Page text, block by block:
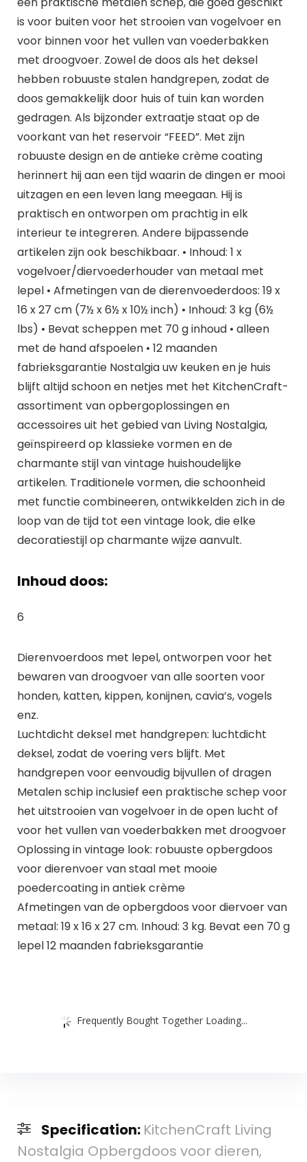
is voor buiten voor het strooien van vogelvoer en
voor binnen voor het vullen van voederbakken
met droogvoer. Zowel de doos als het deksel
hebben robuuste stalen handgrepen, zodat de
doos gemakkelijk door huis of tuin kan worden
gedragen. Als bijzonder extraatje staat op de
voorkant van het reservoir “FEED”. Met zijn
robuuste design en de antieke crème coating
herinnert hij aan een tijd waarin de dingen er mooi
uitzagen en een leven lang meegaan. Hij is
praktisch en ontworpen om prachtig in elk
interieur te integreren. Andere bijpassende
artikelen zijn ook beschikbaar. • Inhoud: 1 x
vogelvoer/diervoederhouder van metaal met
lepel • Afmetingen van de dierenvoederdoos: 19 x
16 x 27 cm (7½ x 6½ x 10½ inch) • Inhoud: 3 kg (6½
lbs) • Bevat scheppen met 70 g inhoud • alleen
met de hand afspoelen • 12 maanden
fabrieksgarantie Nostalgia uw keuken en je huis
blijft altijd schoon en netjes met het KitchenCraft-
assortiment van opbergoplossingen en
accessoires uit het gebied van Living Nostalgia,
geïnspireerd op klassieke vormen en de
charmante stijl van vintage huishoudelijke
artikelen. Traditionele vormen, die schoonheid
met functie combineeren, ontwikkelden zich in de
loop van de tijd tot een vintage look, die elke
decoratiestijl op charmante wijze aanvult.
Inhoud doos:
6
Dierenvoerdoos met lepel, ontworpen voor het
bewaren van droogvoer van alle soorten voor
honden, katten, kippen, konijnen, cavia’s, vogels
enz.
Luchtdicht deksel met handgrepen: luchtdicht
deksel, zodat de voering vers blijft. Met
handgrepen voor eenvoudig bijvullen of dragen
Metalen schip inclusief een praktische schep voor
het uitstrooien van vogelvoer in de open lucht of
voor het vullen van voederbakken met droogvoer
Oplossing in vintage look: robuuste opbergdoos
voor dierenvoer van staal met mooie
poedercoating in antiek crème
Afmetingen van de opbergdoos voor diervoer van
metaal: 19 x 16 x 27 cm. Inhoud: 3 kg. Bevat een 70 g
lepel 12 maanden fabrieksgarantie
Frequently Bought Together Loading...
Specification: KitchenCraft Living
Nostalgia Opbergdoos voor dieren,